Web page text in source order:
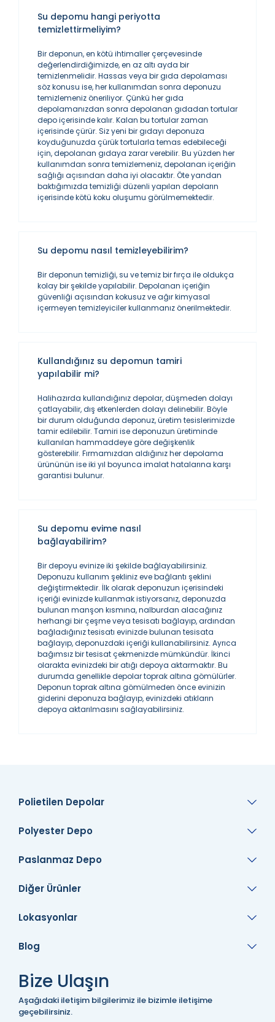
Su depomu hangi periyotta
temizlettirmeliyim?
Bir deponun, en kötü ihtimaller çerçevesinde
değerlendirdiğimizde, en az altı ayda bir
temizlenmelidir. Hassas veya bir gıda depolaması
söz konusu ise, her kullanımdan sonra deponuzu
temizlemeniz öneriliyor. Çünkü her gıda
depolamanızdan sonra depolanan gıdadan tortular
depo içerisinde kalır. Kalan bu tortular zaman
içerisinde çürür. Siz yeni bir gıdayı deponuza
koyduğunuzda çürük tortularla temas edebileceği
için, depolanan gıdaya zarar verebilir. Bu yüzden her
kullanımdan sonra temizlemeniz, depolanan içeriğin
sağlığı açısından daha iyi olacaktır. Öte yandan
baktığımızda temizliği düzenli yapılan depoların
içerisinde kötü koku oluşumu görülmemektedir.
Su depomu nasıl temizleyebilirim?
Bir deponun temizliği, su ve temiz bir fırça ile oldukça
kolay bir şekilde yapılabilir. Depolanan içeriğin
güvenliği açısından kokusuz ve ağır kimyasal
içermeyen temizleyiciler kullanmanız önerilmektedir.
Kullandığınız su depomun tamiri
yapılabilir mi?
Halihazırda kullandığınız depolar, düşmeden dolayı
çatlayabilir, dış etkenlerden dolayı delinebilir. Böyle
bir durum olduğunda deponuz, üretim tesislerimizde
tamir edilebilir. Tamiri ise deponuzun üretiminde
kullanılan hammaddeye göre değişkenlik
gösterebilir. Fırmamızdan aldığınız her depolama
ürününün ise iki yıl boyunca imalat hatalarına karşı
garantisi bulunur.
Su depomu evime nasıl
bağlayabilirim?
Bir depoyu evinize iki şekilde bağlayabilirsiniz.
Deponuzu kullanım şekliniz eve bağlantı şeklini
değiştirmektedir. İlk olarak deponuzun içerisindeki
içeriği evinizde kullanmak istiyorsanız, deponuzda
bulunan manşon kısmına, nalburdan alacağınız
herhangi bir çeşme veya tesisatı bağlayıp, ardından
bağladığınız tesisatı evinizde bulunan tesisata
bağlayıp, deponuzdaki içeriği kullanabilirsiniz. Ayrıca
bağımsız bir tesisat çekmenizde mümkündür. İkinci
olarakta evinizdeki bir atığı depoya aktarmaktır. Bu
durumda genellikle depolar toprak altına gömülürler.
Deponun toprak altına gömülmeden önce evinizin
giderini deponuza bağlayıp, evinizdeki atıkların
depoya aktarılmasını sağlayabilirsiniz.
Polietilen Depolar
Polyester Depo
Paslanmaz Depo
Diğer Ürünler
Lokasyonlar
Bize Ulaşın
Aşağıdaki iletişim bilgilerimiz ile bizimle iletişime
geçebilirsiniz.
Blog